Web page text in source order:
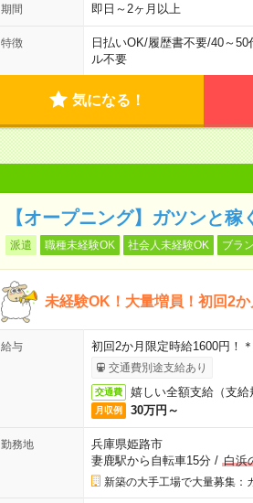
期間 即日～2ヶ月以上
特徴 日払いOK/履歴書不要/40～50
ル不要
気になる！
【オープニング】ガツンと
派遣 職種未経験OK 社会人未経験OK ブラ
未経験OK！大量増員！初回2
給与 初回2か月限定時給1600円！
交通費別途支給あり
交通費 嬉しい全額支給（支給
月収例 30万円～
勤務地
兵庫県姫路市
妻鹿駅から自転車15分/ 白浜
新築の大手工場で大量募集：